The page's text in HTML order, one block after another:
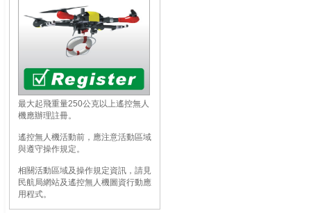
最大起飛重量250公克以上遙控無人
機應辦理註冊。
遙控無人機活動前，應注意活動區域
與遵守操作規定。
相關活動區域及操作規定資訊，請見
民航局網站及遙控無人機圖資行動應
用程式。